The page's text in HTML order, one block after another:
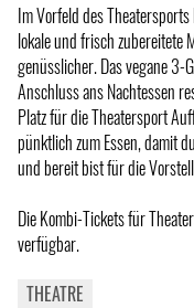
Im Vorfeld des
lokale und frisch zubereitete
genüsslicher. Das vegane
Anschluss ans Nachtessen
Platz für die Theatersport
pünktlich zum Essen, damit
und bereit bist für die
Die Kombi-Tickets für
verfügbar.
THEATRE